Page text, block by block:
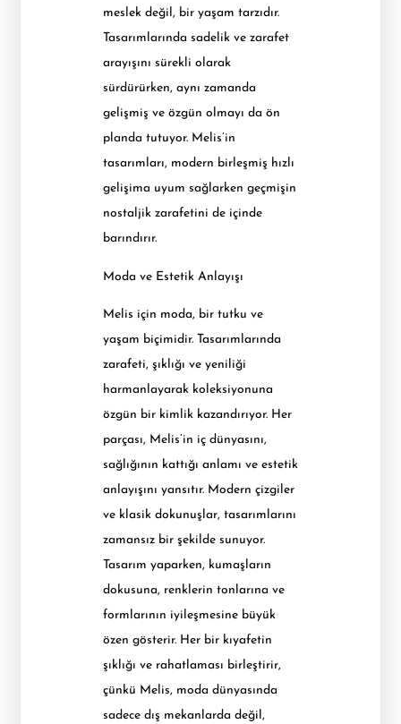
meslek değil, bir yaşam tarzıdır.
Tasarımlarında sadelik ve zarafet
arayışını sürekli olarak
sürdürürken, aynı zamanda
gelişmiş ve özgün olmayı da ön
planda tutuyor. Melis’in
tasarımları, modern birleşmiş hızlı
gelişima uyum sağlarken geçmişin
nostaljik zarafetini de içinde
barındırır.
Moda ve Estetik Anlayışı
Melis için moda, bir tutku ve
yaşam biçimidir. Tasarımlarında
zarafeti, şıklığı ve yeniliği
harmanlayarak koleksiyonuna
özgün bir kimlik kazandırıyor. Her
parçası, Melis’in iç dünyasını,
sağlığının kattığı anlamı ve estetik
anlayışını yansıtır. Modern çizgiler
ve klasik dokunuşlar, tasarımlarını
zamansız bir şekilde sunuyor.
Tasarım yaparken, kumaşların
dokusuna, renklerin tonlarına ve
formlarının iyileşmesine büyük
özen gösterir. Her bir kıyafetin
şıklığı ve rahatlaması birleştirir,
çünkü Melis, moda dünyasında
sadece dış mekanlarda değil,